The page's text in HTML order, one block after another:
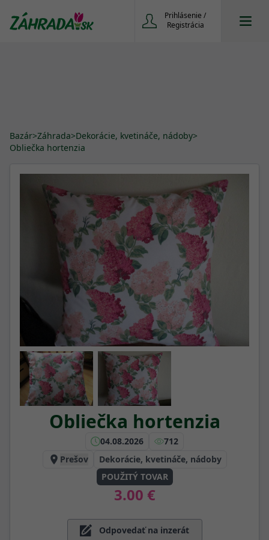
Prihlásenie /
Registrácia
Bazár>Záhrada>Dekorácie, kvetináče, nádoby>
Obliečka hortenzia
Obliečka hortenzia
04.08.2026
712
Prešov
Dekorácie, kvetináče, nádoby
POUŽITÝ TOVAR
3.00 €